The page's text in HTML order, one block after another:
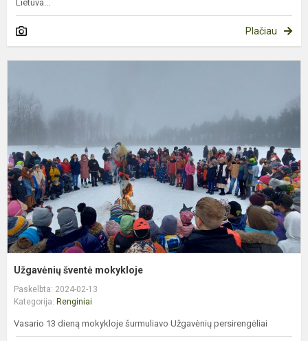
Lietuva...
Plačiau
Užgavėnių šventė mokykloje
Paskelbta: 2024-02-13
Kategorija: Renginiai
Vasario 13 dieną mokykloje šurmuliavo Užgavėnių persirengėliai